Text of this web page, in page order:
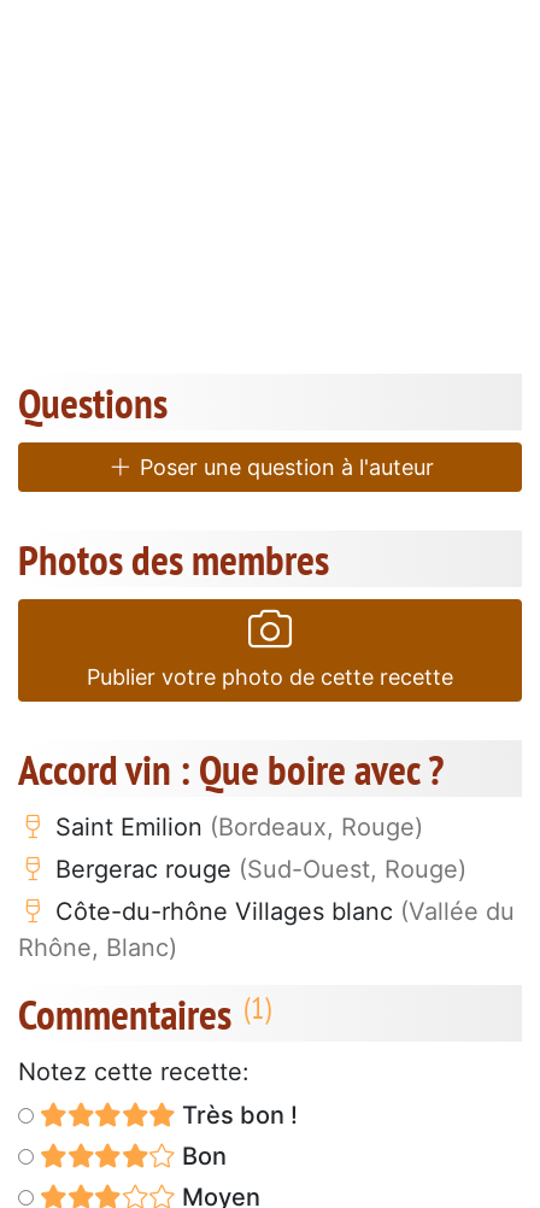
Questions
Poser une question à l'auteur
Photos des membres
Publier votre photo de cette recette
Accord vin : Que boire avec ?
Saint Emilion (Bordeaux, Rouge)
Bergerac rouge (Sud-Ouest, Rouge)
Côte-du-rhône Villages blanc (Vallée du
Rhône, Blanc)
Commentaires
Notez cette recette:
Très bon !
Bon
Moyen